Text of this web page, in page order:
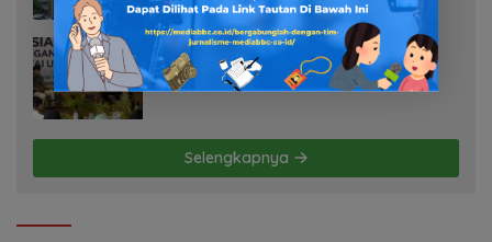
Tutup Mata
Agustus 7, 2026
Selamatkan Lahan Pertanian Brebes
dari Banjir, Kemendagri Dorong
Selengkapnya